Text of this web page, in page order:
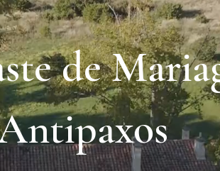
de